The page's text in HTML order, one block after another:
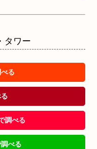
タワー
る
調べる
べる